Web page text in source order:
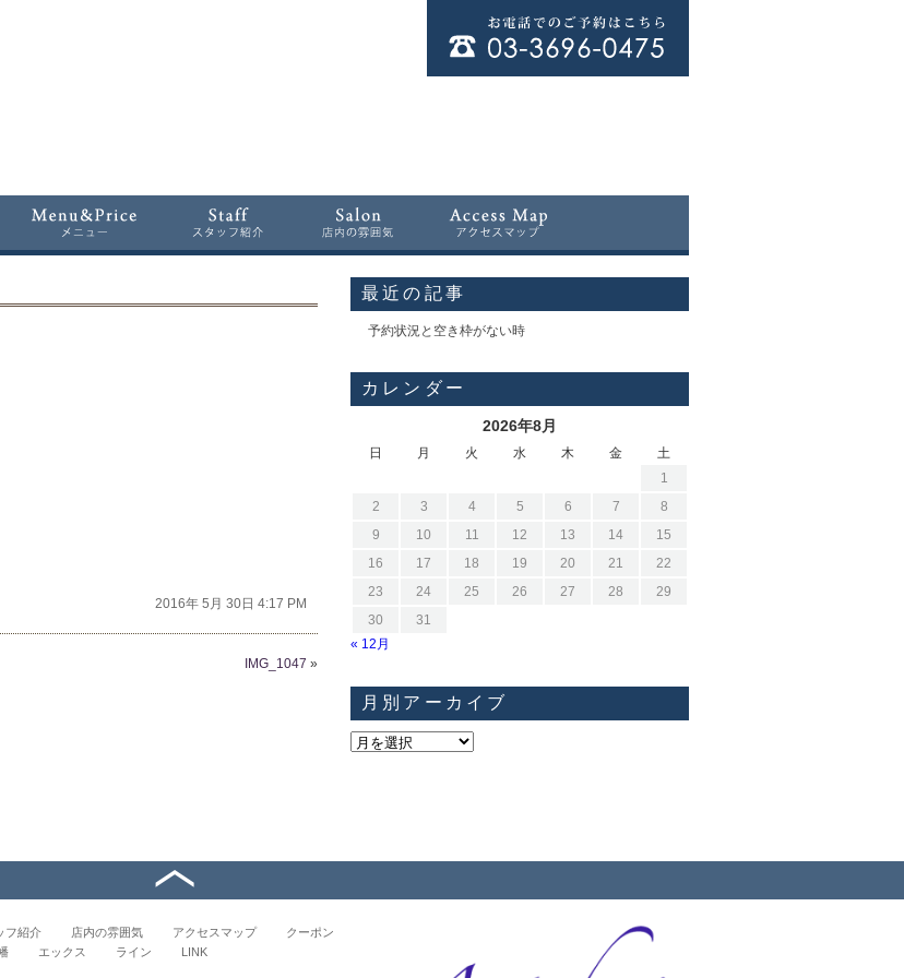
2016年 5月 30日 4:17 PM
IMG_1047 »
最近の記事
予約状況と空き枠がない時
カレンダー
2026年8月
日 月 火 水 木 金
土
1
2
3 4 5 6 7
8
9
10 11 12 13 14
15
16
17 18 19 20 21
22
23
24 25 26 27 28
29
30
31
« 12月
月別アーカイブ
フ紹介 店内の雰囲気 アクセスマップ
クーポン
エックス ライン LINK